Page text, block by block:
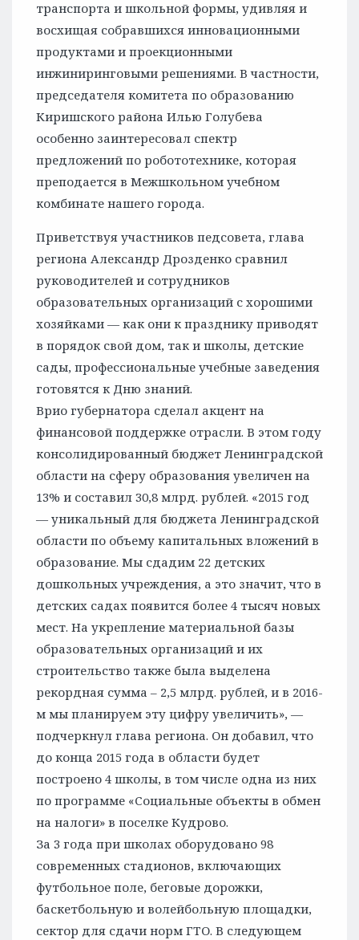
транспорта и школьной формы, удивляя и
восхищая собравшихся инновационными
продуктами и проекционными
инжиниринговыми решениями. В частности,
председателя комитета по образованию
Киришского района Илью Голубева
особенно заинтересовал спектр
предложений по робототехнике, которая
преподается в Межшкольном учебном
комбинате нашего города.
Приветствуя участников педсовета, глава
региона Александр Дрозденко сравнил
руководителей и сотрудников
образовательных организаций с хорошими
хозяйками — как они к празднику приводят
в порядок свой дом, так и школы, детские
сады, профессиональные учебные заведения
готовятся к Дню знаний.
Врио губернатора сделал акцент на
финансовой поддержке отрасли. В этом году
консолидированный бюджет Ленинградской
области на сферу образования увеличен на
13% и составил 30,8 млрд. рублей. «2015 год
— уникальный для бюджета Ленинградской
области по объему капитальных вложений в
образование. Мы сдадим 22 детских
дошкольных учреждения, а это значит, что в
детских садах появится более 4 тысяч новых
мест. На укрепление материальной базы
образовательных организаций и их
строительство также была выделена
рекордная сумма – 2,5 млрд. рублей, и в 2016-
м мы планируем эту цифру увеличить», —
подчеркнул глава региона. Он добавил, что
до конца 2015 года в области будет
построено 4 школы, в том числе одна из них
по программе «Социальные объекты в обмен
на налоги» в поселке Кудрово.
За 3 года при школах оборудовано 98
современных стадионов, включающих
футбольное поле, беговые дорожки,
баскетбольную и волейбольную площадки,
сектор для сдачи норм ГТО. В следующем